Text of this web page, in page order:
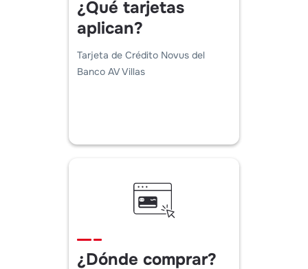
¿Qué tarjetas
aplican?
Tarjeta de Crédito Novus del
Banco AV Villas
¿Dónde comprar?